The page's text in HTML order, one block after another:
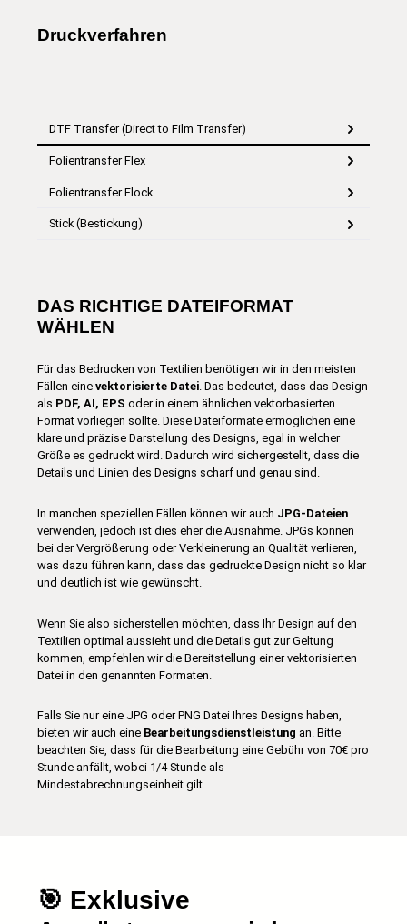
Druckverfahren
DTF Transfer (Direct to Film Transfer)
Folientransfer Flex
Folientransfer Flock
Stick (Bestickung)
DAS RICHTIGE DATEIFORMAT
WÄHLEN
Für das Bedrucken von Textilien benötigen wir in den meisten
Fällen eine vektorisierte Datei. Das bedeutet, dass das Design
als PDF, AI, EPS oder in einem ähnlichen vektorbasierten
Format vorliegen sollte. Diese Dateiformate ermöglichen eine
klare und präzise Darstellung des Designs, egal in welcher
Größe es gedruckt wird. Dadurch wird sichergestellt, dass die
Details und Linien des Designs scharf und genau sind.
In manchen speziellen Fällen können wir auch JPG-Dateien
verwenden, jedoch ist dies eher die Ausnahme. JPGs können
bei der Vergrößerung oder Verkleinerung an Qualität verlieren,
was dazu führen kann, dass das gedruckte Design nicht so klar
und deutlich ist wie gewünscht.
Wenn Sie also sicherstellen möchten, dass Ihr Design auf den
Textilien optimal aussieht und die Details gut zur Geltung
kommen, empfehlen wir die Bereitstellung einer vektorisierten
Datei in den genannten Formaten.
Falls Sie nur eine JPG oder PNG Datei Ihres Designs haben,
bieten wir auch eine Bearbeitungsdienstleistung an. Bitte
beachten Sie, dass für die Bearbeitung eine Gebühr von 70€ pro
Stunde anfällt, wobei 1/4 Stunde als
Mindestabrechnungseinheit gilt.
🎯 Exklusive